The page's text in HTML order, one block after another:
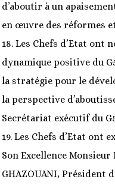
d’aboutir à un
en œuvre des réformes
18. Les Chefs d’Etat ont
dynamique positive du
la stratégie pour le
la perspective
Secrétariat exécutif du
19. Les Chefs d’Etat
Son Excellence
GHAZOUANI, Président